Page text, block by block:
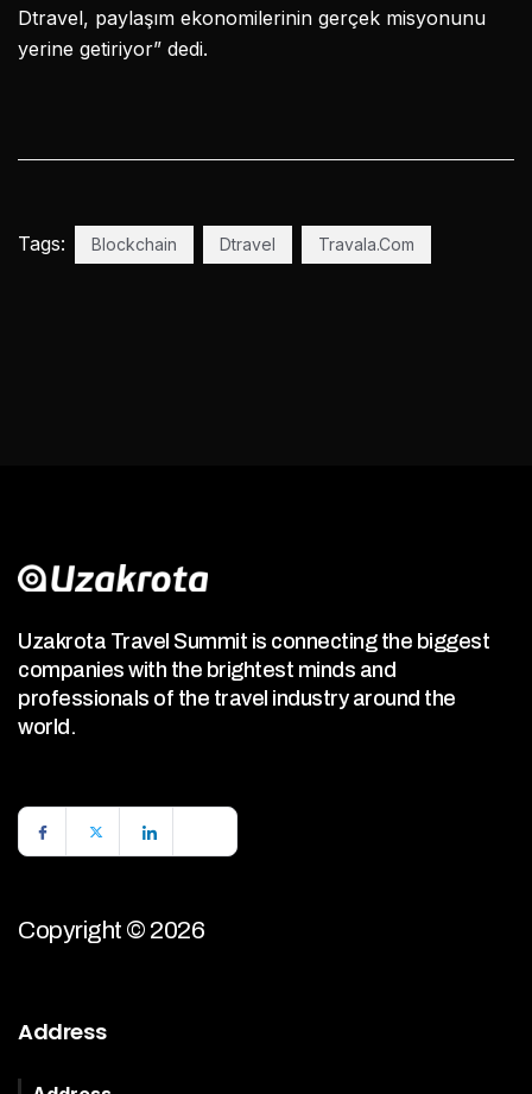
Dtravel, paylaşım ekonomilerinin gerçek misyonunu
yerine getiriyor” dedi.
Tags: Blockchain Dtravel Travala.Com
Uzakrota Travel Summit is connecting the biggest
companies with the brightest minds and
professionals of the travel industry around the
world.
Copyright © 2026
Address